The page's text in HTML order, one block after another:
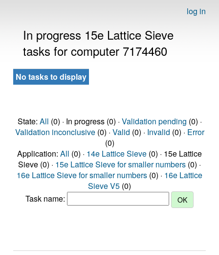
log in
In progress 15e Lattice Sieve
tasks for computer 7174460
No tasks to display
State: All (0) · In progress (0) · Validation pending (0) ·
Validation inconclusive(0) · Valid (0) · Invalid (0) · Error
(0)
Application: All (0) · 14e Lattice Sieve (0) · 15e Lattice
Sieve (0) · 15e Lattice Sieve for smaller numbers (0) ·
16e Lattice Sieve for smaller numbers (0) · 16e Lattice
Sieve V5 (0)
Task name: